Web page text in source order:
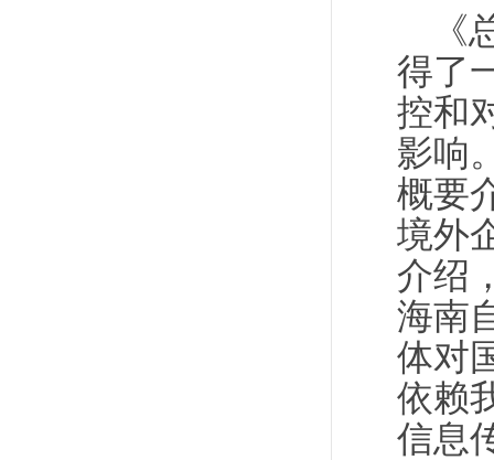
得了
控和
影响
概要
境外
介绍
海南
体对
依赖
信息